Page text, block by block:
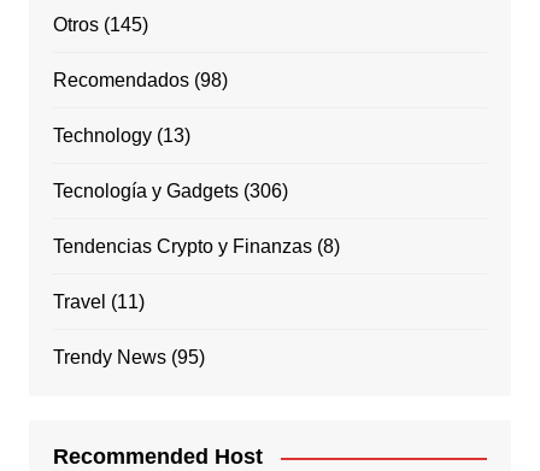
Otros(145)
Recomendados(98)
Technology(13)
Tecnología y Gadgets(306)
Tendencias Crypto y Finanzas(8)
Travel (11)
Trendy News(95)
Recommended Host